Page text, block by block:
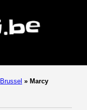
Brussel » Marcy